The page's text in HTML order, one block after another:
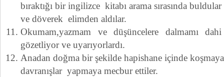
bıraktığı bir ingilizce kitabı arama sırasında
ve döverek elimden aldılar.
Okumam,yazmam ve düşüncelere dalmamı
gözetliyor ve uyarıyorlardı.
Anadan doğma bir şekilde hapishane içinde
davranışlar yapmaya mecbur ettiler.